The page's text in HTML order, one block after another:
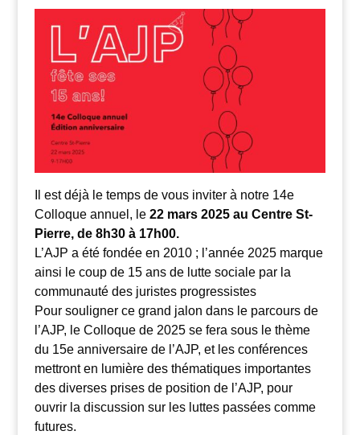
Il est déjà le temps de vous inviter à notre 14e
Colloque annuel, le 22 mars 2025 au Centre St-
Pierre, de 8h30 à 17h00.
L’AJP a été fondée en 2010 ; l’année 2025 marque
ainsi le coup de 15 ans de lutte sociale par la
communauté des juristes progressistes
Pour souligner ce grand jalon dans le parcours de
l’AJP, le Colloque de 2025 se fera sous le thème
du 15e anniversaire de l’AJP, et les conférences
mettront en lumière des thématiques importantes
des diverses prises de position de l’AJP, pour
ouvrir la discussion sur les luttes passées comme
futures.